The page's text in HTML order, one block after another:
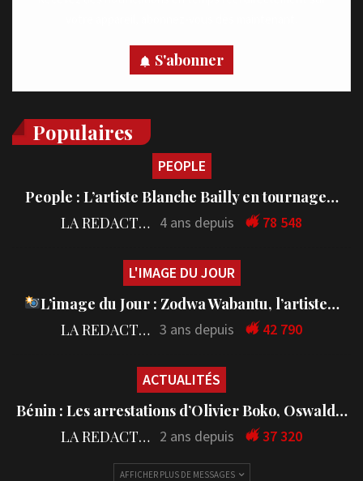
S'abonner
Populaires
PEOPLE
People : L’artiste Blanche Bailly en tournage…
LA REDACTION 4 ans depuis 78 548
L'IMAGE DU JOUR
L’image du Jour : Zodwa Wabantu, l’artiste…
LA REDACTION 3 ans depuis 42 790
ACTUALITÉS
Bénin : Les arrestations d’Olivier Boko, Oswald…
LA REDACTION 2 ans depuis 37 320
AFFICHER PLUS DE MESSAGES